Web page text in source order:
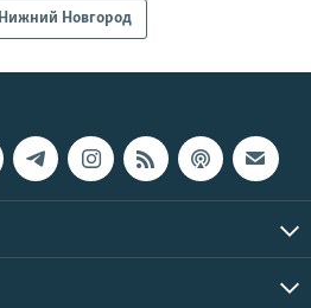
Нижний Новгород